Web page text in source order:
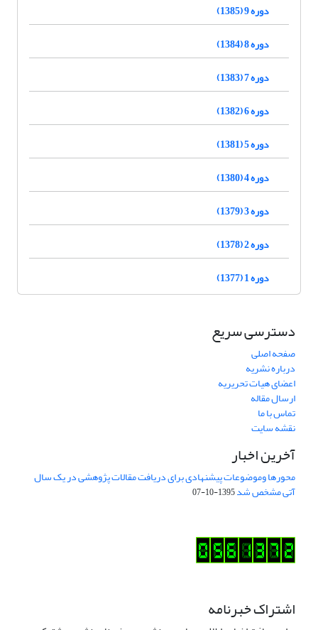
دوره 9 (1385)
دوره 8 (1384)
دوره 7 (1383)
دوره 6 (1382)
دوره 5 (1381)
دوره 4 (1380)
دوره 3 (1379)
دوره 2 (1378)
دوره 1 (1377)
دسترسی سریع
صفحه اصلی
درباره نشریه
اعضای هیات تحریریه
ارسال مقاله
تماس با ما
نقشه سایت
آخرین اخبار
محورها وموضوعات پیشنهادی برای دریافت مقالات پژوهشی در یک سال
آتی مشخص شد1395-10-07
اشتراک خبرنامه